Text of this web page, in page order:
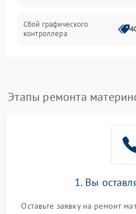
Сбой графического
контроллера
Этапы ремонта
1. Вы
Оставьте заявку на ремонт